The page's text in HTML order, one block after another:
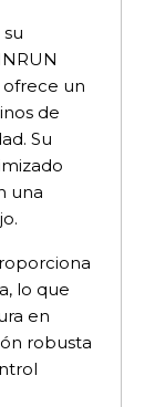
ofrece un
de
Su
una
lo que
en
robusta